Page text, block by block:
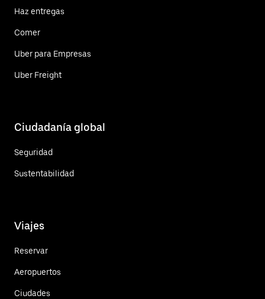
Haz entregas
Comer
Uber para Empresas
Uber Freight
Ciudadanía global
Seguridad
Sustentabilidad
Viajes
Reservar
Aeropuertos
Ciudades